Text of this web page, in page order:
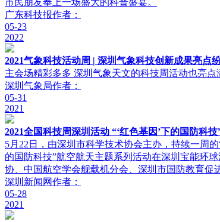
市民朋友奉上一场盛大的科普盛宴。
广东科技报作者：
05-23
2022
2021气象科技活动周 | 深圳气象科技创新成果亮点
主会场精彩多多 深圳气象天文的科技周活动也亮
深圳气象局作者：
05-31
2021
2021全国科技周深圳活动 “‘红色基因’下的国防科
5月22日，由深圳市科学技术协会主办，持续一周
的国防科技”航空航天主题系列活动在深圳宝能环
协、中国航空学会舰载机分会、深圳市国防教育促
深圳新闻网作者：
05-28
2021